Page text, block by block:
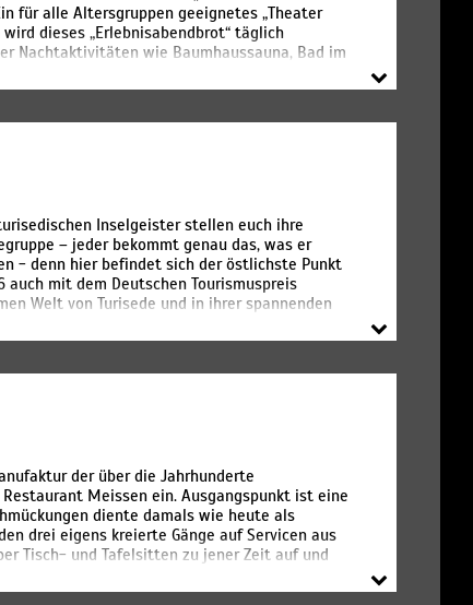
für alle Altersgruppen geeignetes „Theater
dieses „Erlebnisabendbrot“ täglich
Nachtaktivitäten wie Baumhaussauna, Bad im
Inselgeister stellen euch ihre
– jeder bekommt genau das, was er
- denn hier befindet sich der östlichste Punkt
mit dem Deutschen Tourismuspreis
Welt von Turisede und in ihrer spannenden
- da reicht ein Tag nicht aus. Doch zum
Turiseder waren für ihre Gastfreundschaft
Magischeres, als eine Nacht hoch oben in
über dir hell leuchten, ist das ein Erlebnis,
der über die Jahrhunderte
Meissen ein. Ausgangspunkt ist eine
diente damals wie heute als
drei eigens kreierte Gänge auf Servicen aus
Tisch- und Tafelsitten zu jener Zeit auf und
Menü bietet einen ebenso anschaulichen wie
ein Aperitif, Begleitung von einer